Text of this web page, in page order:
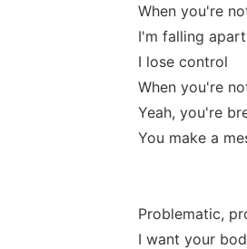
When you're
I'm falling
I lose control
When you're
Yeah, you're
You make a
Problematic,
I want your